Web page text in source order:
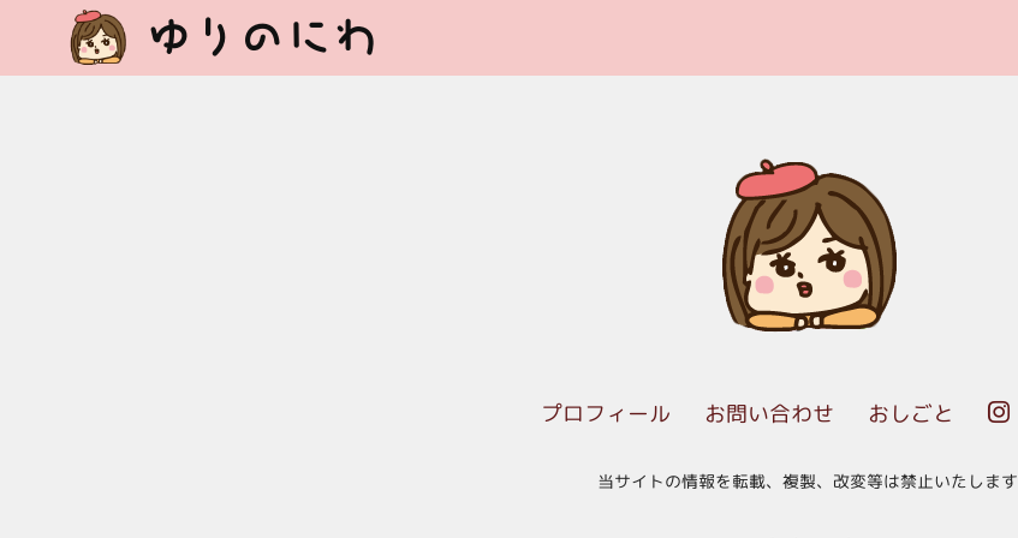
ゆりのにわ
プロフィール お問い合わせ おしごと 
当サイトの情報を転載、複製、改変等は禁止いたします